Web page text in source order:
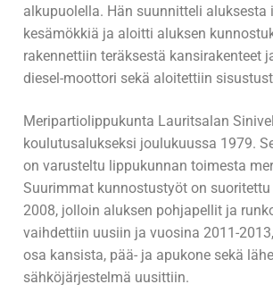
M/S Patella
M/S Pelle
M/S Pömpeli III
M/S Raja 60
M/S Rapid
M/S Roopertti
M/S Topi
alkupuolella. Hän suunnitteli aluksesta
kesämökkiä ja aloitti aluksen
rakennettiin teräksestä kansirakenteet
diesel-moottori sekä aloitettiin
Meripartiolippukunta Lauritsalan
koulutusalukseksi joulukuussa 1979.
on varusteltu lippukunnan toimesta
Suurimmat kunnostustyöt on
2008, jolloin aluksen pohjapellit ja
vaihdettiin uusiin ja vuosina 2011-
osa kansista, pää- ja apukone sekä
sähköjärjestelmä uusittiin.